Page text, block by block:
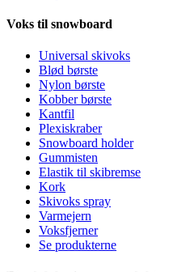
Voks til snowboard
Universal skivoks
Blød børste
Nylon børste
Kobber børste
Kantfil
Plexiskraber
Snowboard holder
Gummisten
Elastik til skibremse
Kork
Skivoks spray
Varmejern
Voksfjerner
Se produkterne